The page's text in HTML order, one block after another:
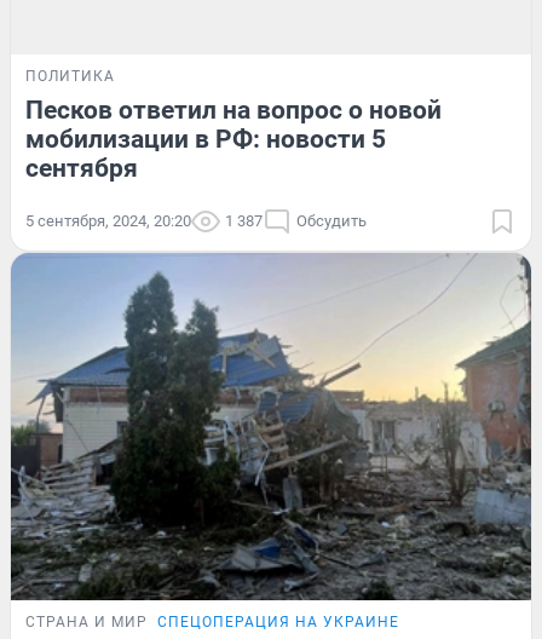
ПОЛИТИКА
Песков ответил на вопрос о новой
мобилизации в РФ: новости 5
сентября
5 сентября, 2024, 20:20 1 387 Обсудить
СТРАНА И МИР СПЕЦОПЕРАЦИЯ НА УКРАИНЕ